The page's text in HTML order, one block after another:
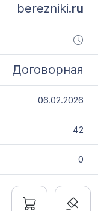
berezniki.ru
Договорная
06.02.2026
42
0